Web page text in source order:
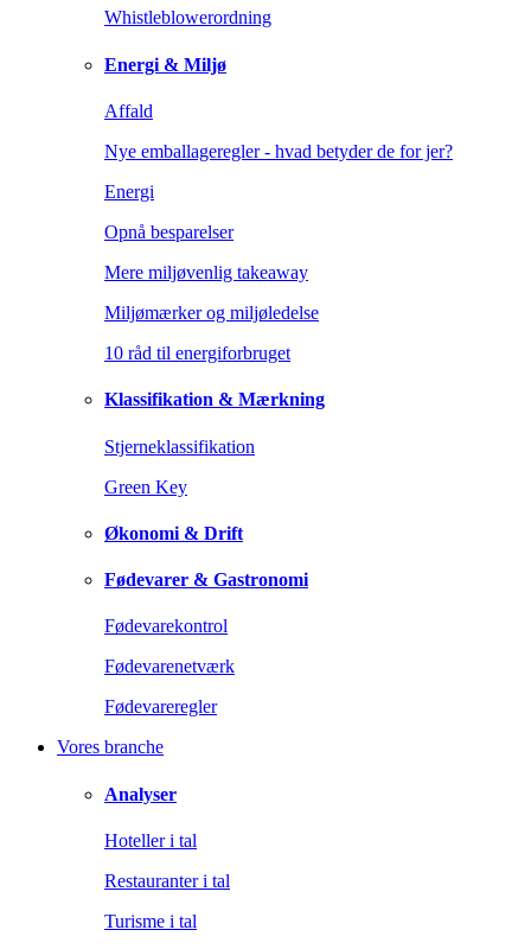
Whistleblowerordning
Energi & Miljø
Affald
Nye emballageregler - hvad betyder de for jer?
Energi
Opnå besparelser
Mere miljøvenlig takeaway
Miljømærker og miljøledelse
10 råd til energiforbruget
Klassifikation & Mærkning
Stjerneklassifikation
Green Key
Økonomi & Drift
Fødevarer & Gastronomi
Fødevarekontrol
Fødevarenetværk
Fødevareregler
Vores branche
Analyser
Hoteller i tal
Restauranter i tal
Turisme i tal